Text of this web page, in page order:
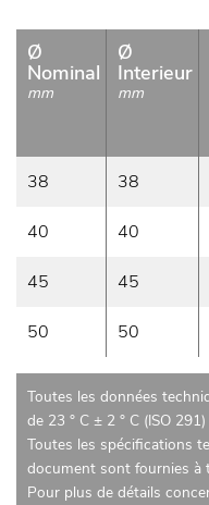
Ø
Nominal
mm
Ø
Interieur
mm
38 38
40 40
45 45
50 50
Toutes les données
de 23 ° C ± 2 ° C (ISO 291)
Toutes les spécifications
document sont fournies à
Pour plus de détails